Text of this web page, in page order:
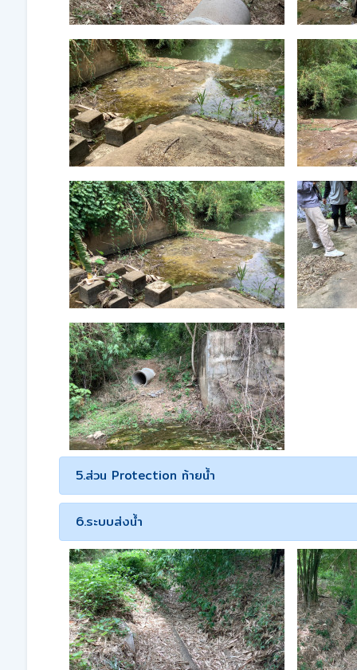
5.ส่วน Protection ท้ายน้ำ
6.ระบบส่งน้ำ